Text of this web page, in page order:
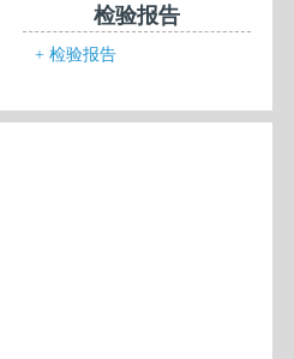
检验报告
+检验报告